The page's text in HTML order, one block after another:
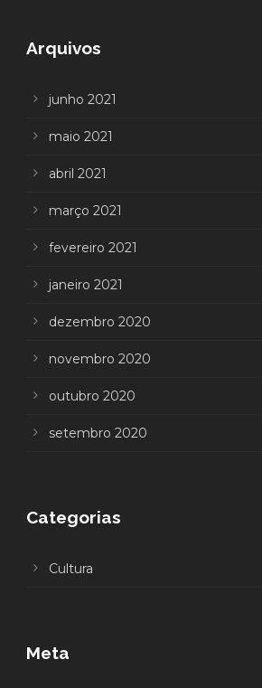
Arquivos
junho 2021
maio 2021
abril 2021
março 2021
fevereiro 2021
janeiro 2021
dezembro 2020
novembro 2020
outubro 2020
setembro 2020
Categorias
Cultura
Meta